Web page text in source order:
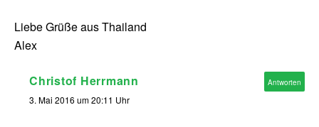
Liebe Grüße aus Thailand
Alex
Christof Herrmann
3. Mai 2016 um 20:11 Uhr
Antworten